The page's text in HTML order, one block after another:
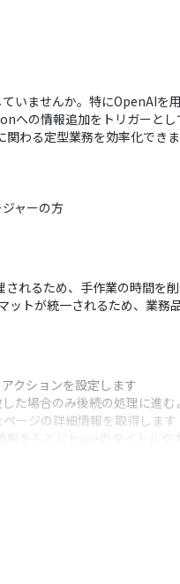
いませんか。特にOpenAIを
への情報追加をトリガーと
わる定型業務を効率化できま
ャーの方
れるため、手作業の時間を
トが統一されるため、業務
クションを設定します
た場合のみ後続の処理に進む
ージの詳細情報を取得します
をもとにIssueのタイトルや